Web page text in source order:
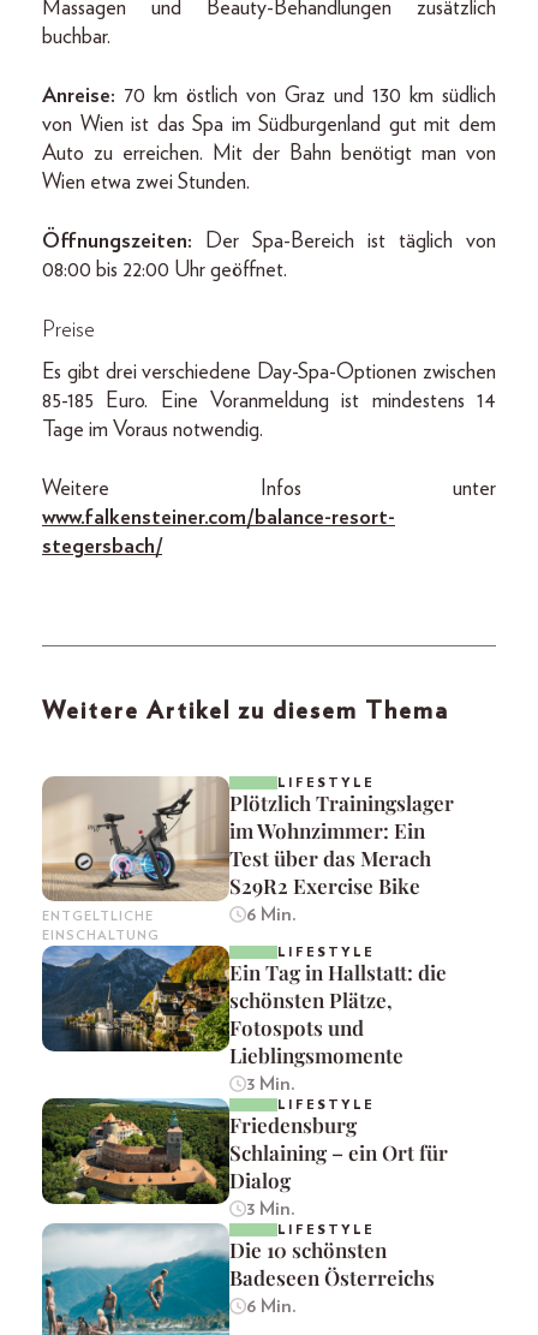
Massagen und Beauty-Behandlungen zusätzlich
buchbar.
Anreise: 70 km östlich von Graz und 130 km südlich
von Wien ist das Spa im Südburgenland gut mit dem
Auto zu erreichen. Mit der Bahn benötigt man von
Wien etwa zwei Stunden.
Öffnungszeiten: Der Spa-Bereich ist täglich von
08:00 bis 22:00 Uhr geöffnet.
Preise
Es gibt drei verschiedene Day-Spa-Optionen zwischen
85-185 Euro. Eine Voranmeldung ist mindestens 14
Tage im Voraus notwendig.
Weitere Infos unter
www.falkensteiner.com/balance-resort-
stegersbach/
Weitere Artikel zu diesem Thema
ENTGELTLICHE
EINSCHALTUNG
LIFESTYLE
Plötzlich Trainingslager
im Wohnzimmer: Ein
Test über das Merach
S29R2 Exercise Bike
6 Min.
LIFESTYLE
Ein Tag in Hallstatt: die
schönsten Plätze,
Fotospots und
Lieblingsmomente
3 Min.
LIFESTYLE
Friedensburg
Schlaining – ein Ort für
Dialog
3 Min.
LIFESTYLE
Die 10 schönsten
Badeseen Österreichs
6 Min.